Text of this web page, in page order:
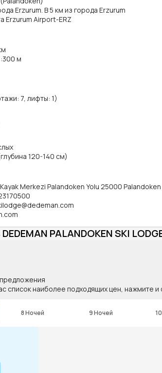
Erzurum. В 5 км из города Erzurum
Erzurum Airport-ERZ
:300 м
7, лифты: 1)
120-140 см)
Merkezi Palandoken Yolu 25000 Palandoken
PALANDOKEN SKI
список наиболее подходящих цен, нажмите и
8 Ночей 9 Ночей